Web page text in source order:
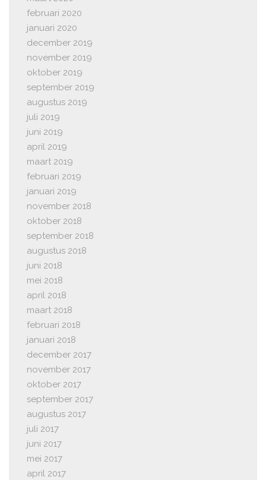
februari 2020
januari 2020
december 2019
november 2019
oktober 2019
september 2019
augustus 2019
juli 2019
juni 2019
april 2019
maart 2019
februari 2019
januari 2019
november 2018
oktober 2018
september 2018
augustus 2018
juni 2018
mei 2018
april 2018
maart 2018
februari 2018
januari 2018
december 2017
november 2017
oktober 2017
september 2017
augustus 2017
juli 2017
juni 2017
mei 2017
april 2017